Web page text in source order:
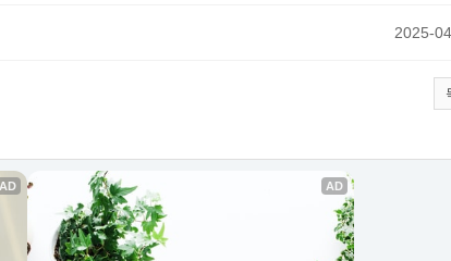
2025-